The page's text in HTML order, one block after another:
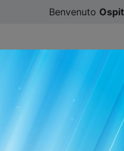
Benvenuto
DIGISTAR